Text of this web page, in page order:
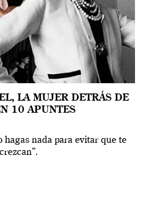
LA MUJER DETRÁS DE
10 APUNTES
hagas nada para evitar que te
crezcan”.